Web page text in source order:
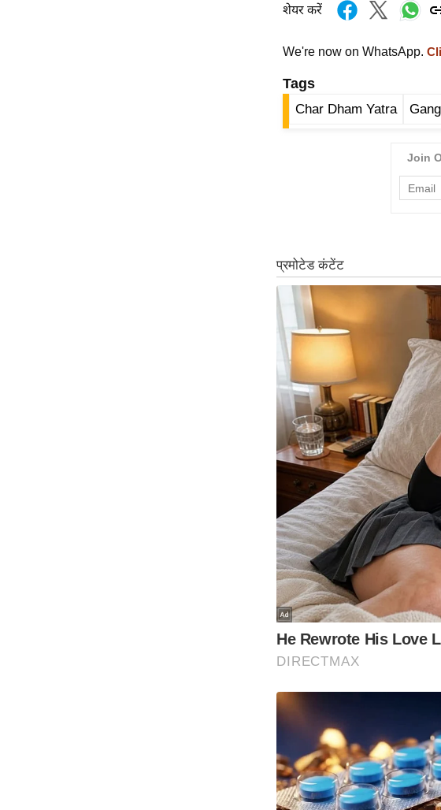
शेयर करें
We're now on WhatsApp.
Tags
Char Dham Yatra